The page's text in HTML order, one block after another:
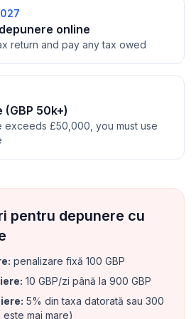
online
return and pay any tax owed
(GBP 50k+)
exceeds £50,000, you must use
pentru depunere cu
: penalizare fixă 100 GBP
: 10 GBP/zi până la 900 GBP
: 5% din taxa datorată sau 300
mai mare)